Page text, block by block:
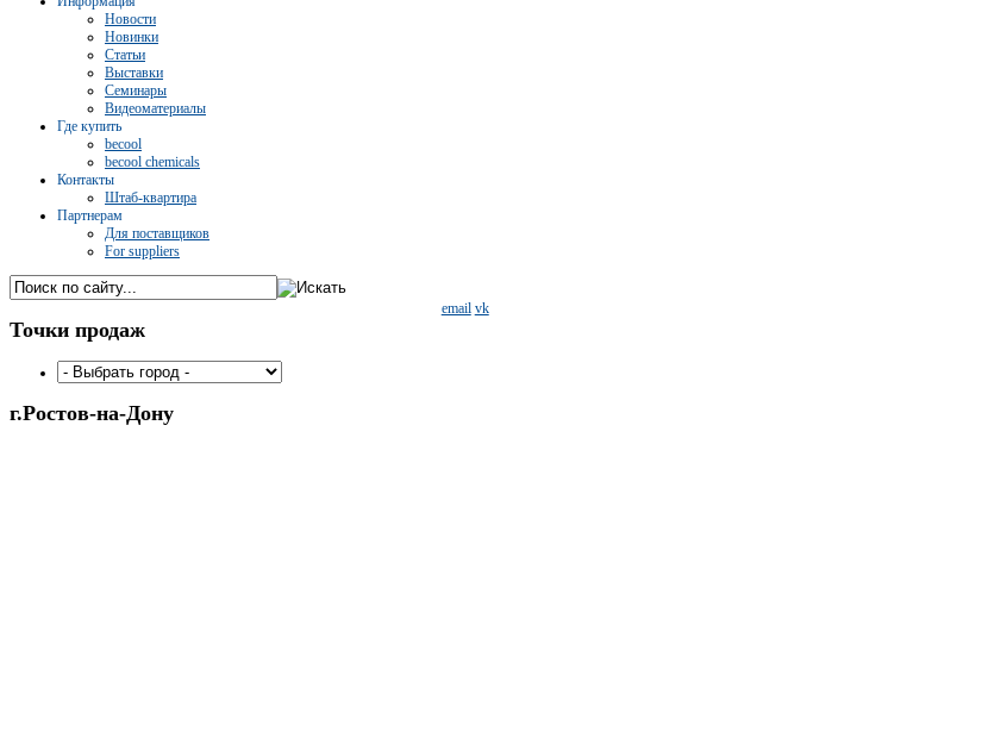
Новости
Новинки
Статьи
Выставки
Семинары
Видеоматериалы
Где купить
becool
becool chemicals
Контакты
Штаб-квартира
Партнерам
Для поставщиков
For suppliers
email vk
Точки продаж
г.Ростов-на-Дону